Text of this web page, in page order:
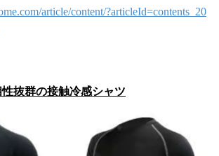
article/content/?articleId=contents_20
抜群の接触冷感シャツ